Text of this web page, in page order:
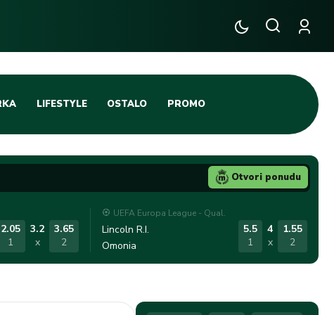
KOŠARKA
LIFESTYLE OSTALO
TENIS
TIFO SCENA
KROZ OBRUČ!
PROMO
2.05
1
3.2
x
3.65
2
UEFA Europa League - Qual.
Lincoln R.I.
Omonia
5.5
1
4
x
1.55
2
Otvori ponudu